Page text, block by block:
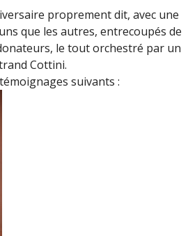
proprement dit, avec une
que les autres, entrecoupés de
le tout orchestré par un
Cottini.
suivants :